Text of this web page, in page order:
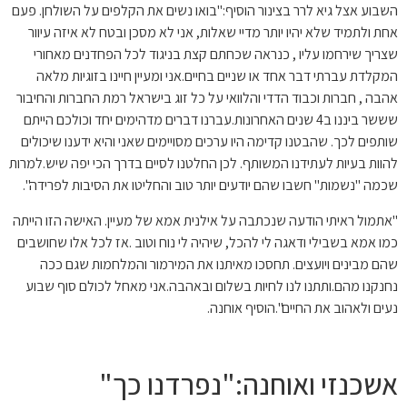
השבוע אצל גיא לרר בצינור הוסיף:"בואו נשים את הקלפים על השולחן. פעם
אחת ולתמיד שלא יהיו יותר מדיי שאלות, אני לא מסכן ובטח לא איזה עיוור
שצריך שירחמו עליו , כנראה שכחתם קצת בניגוד לכל הפחדנים מאחורי
המקלדת עברתי דבר אחד או שניים בחיים.אני ומעיין חיינו בזוגיות מלאה
אהבה , חברות וכבוד הדדי והלוואי על כל זוג בישראל רמת החברות והחיבור
שששר ביננו ב4 שנים האחרונות.עברנו דברים מדהימים יחד וכולכם הייתם
שותפים לכך. שהבטנו קדימה היו ערכים מסויימים שאני והיא ידענו שיכולים
להוות בעיות לעתידנו המשותף. לכן החלטנו לסיים בדרך הכי יפה שיש.למרות
שכמה "נשמות" חשבו שהם יודעים יותר טוב והחליטו את הסיבות לפרידה".
"אתמול ראיתי הודעה שנכתבה על אילנית אמא של מעיין. האישה הזו הייתה
כמו אמא בשבילי ודאגה לי להכל, שיהיה לי נוח וטוב .אז לכל אלו שחושבים
שהם מבינים ויועצים. תחסכו מאיתנו את המירמור והמלחמות שגם ככה
נחנקנו מהם.ותתנו לנו לחיות בשלום ובאהבה.אני מאחל לכולם סוף שבוע
נעים ולאהוב את החיים".הוסיף אוחנה.
אשכנזי ואוחנה:"נפרדנו כך"